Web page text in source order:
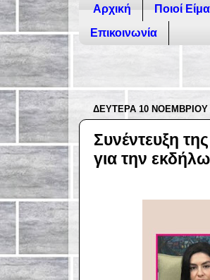
Αρχική Ποιοί
Επικοινωνία
ΔΕΥΤΈΡΑ 10 ΝΟΕΜΒΡΊΟΥ
Συνέντευξη
για την